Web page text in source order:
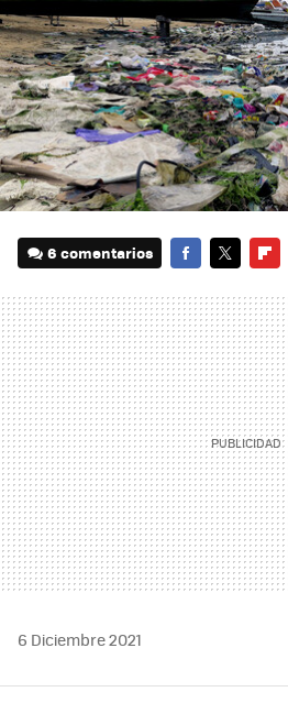
6 comentarios
6 Diciembre 2021